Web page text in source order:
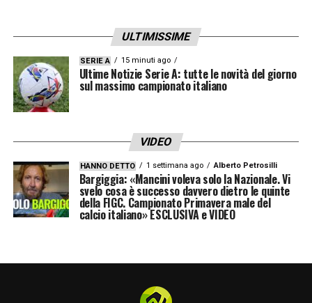
ULTIMISSIME
SERIE A 15 minuti ago
Ultime Notizie Serie A: tutte le novità del giorno
sul massimo campionato italiano
VIDEO
HANNO DETTO 1 settimana ago Alberto Petrosilli
Bargiggia: «Mancini voleva solo la Nazionale. Vi
svelo cosa è successo davvero dietro le quinte
della FIGC. Campionato Primavera male del
calcio italiano» ESCLUSIVA e VIDEO